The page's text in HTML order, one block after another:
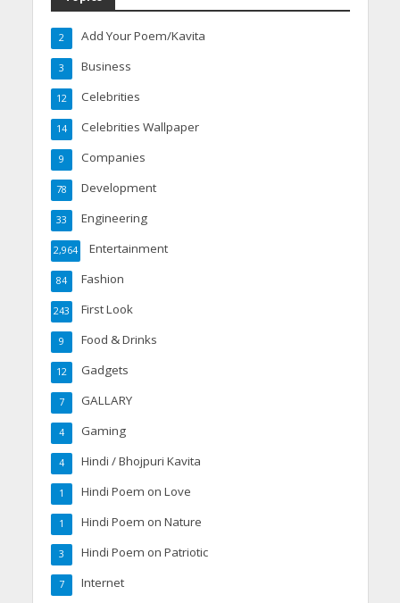
Add Your Poem/Kavita
2
Business
3
Celebrities
12
Celebrities Wallpaper
14
Companies
9
Development
78
Engineering
33
Entertainment
2,964
Fashion
84
First Look
243
Food & Drinks
9
Gadgets
12
GALLARY
7
Gaming
4
Hindi / Bhojpuri Kavita
4
Hindi Poem on Love
1
Hindi Poem on Nature
1
Hindi Poem on Patriotic
3
Internet
7